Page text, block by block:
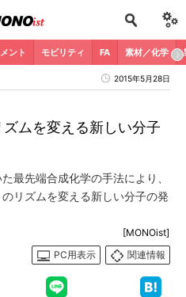
ント モビリティ FA 素材／化学
2015年5月28日
ムを変える新しい分子
最先端合成化学の手法により、
リズムを変える新しい分子の発
[MONOist]
PC用表示
関連情報